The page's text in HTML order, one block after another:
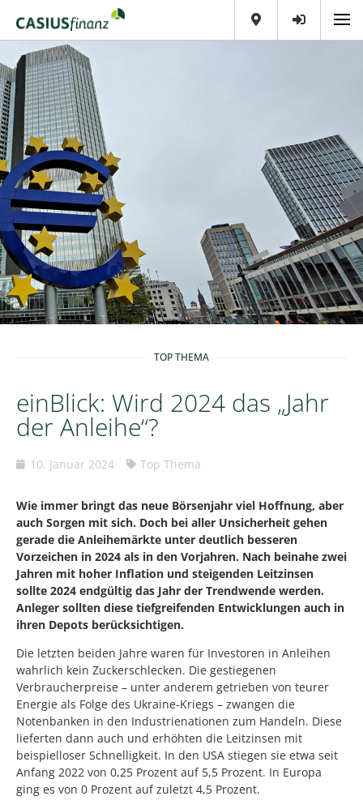
TOP THEMA
einBlick: Wird 2024 das „Jahr
der Anleihe“?
10. Januar 2024 Top Thema
Wie immer bringt das neue Börsenjahr viel Hoffnung, aber
auch Sorgen mit sich. Doch bei aller Unsicherheit gehen
gerade die Anleihemärkte unter deutlich besseren
Vorzeichen in 2024 als in den Vorjahren. Nach beinahe zwei
Jahren mit hoher Inflation und steigenden Leitzinsen
sollte 2024 endgültig das Jahr der Trendwende werden.
Anleger sollten diese tiefgreifenden Entwicklungen auch in
ihren Depots berücksichtigen.
Die letzten beiden Jahre waren für Investoren in Anleihen
wahrlich kein Zuckerschlecken. Die gestiegenen
Verbraucherpreise – unter anderem getrieben von teurer
Energie als Folge des Ukraine-Kriegs – zwangen die
Notenbanken in den Industrienationen zum Handeln. Diese
lieferten dann auch und erhöhten die Leitzinsen mit
beispielloser Schnelligkeit. In den USA stiegen sie etwa seit
Anfang 2022 von 0,25 Prozent auf 5,5 Prozent. In Europa
ging es von 0 Prozent auf zuletzt 4,5 Prozent.